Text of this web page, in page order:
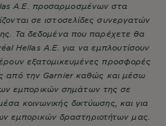
A.E. προσαρμοσμένων στα
σε ιστοσελίδες συνεργατών
Τα δεδομένα που παρέχετε θα
Hellas A.E. για να εμπλουτίσουν
εξατομικευμένες προσφορές
από την Garnier καθώς και μέσω
εμπορικών σημάτων της σε
κοινωνικής δικτύωσης, και για
εμπορικών δραστηριοτήτων μας.